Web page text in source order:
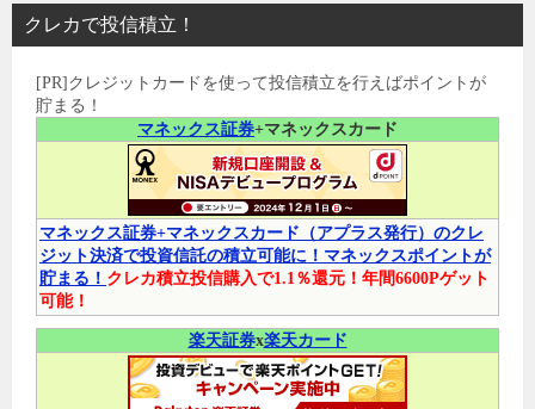
クレカで投信積立！
[PR]クレジットカードを使って投信積立を行えばポイントが
貯まる！
マネックス証券+マネックスカード
マネックス証券+マネックスカード（アプラス発行）のクレ
ジット決済で投資信託の積立可能に！マネックスポイントが
貯まる！ クレカ積立投信購入で1.1％還元！年間6600Pゲット
可能！
楽天証券x楽天カード